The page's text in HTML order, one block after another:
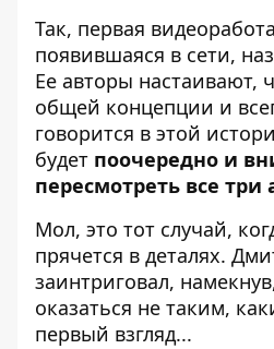
Так, первая
появившаяся в сети,
Ее авторы настаивают,
общей концепции и
говорится в этой
будет поочередно и
пересмотреть все три
Мол, это тот случай,
прячется в деталях.
заинтриговал,
оказаться не таким,
первый взгляд...